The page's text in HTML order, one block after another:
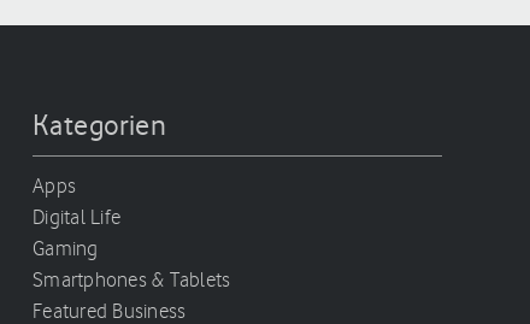
Kategorien
Apps
Digital Life
Gaming
Smartphones & Tablets
Featured Business